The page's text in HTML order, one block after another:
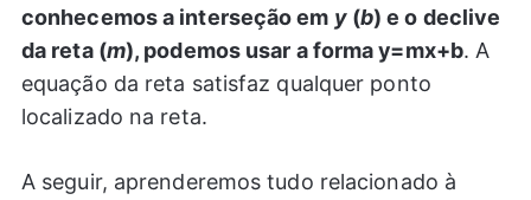
conhecemos a interseção em y(b) e o declive
da reta (m), podemos usar a forma y=mx+b. A
equação da reta satisfaz qualquer ponto
localizado na reta.
A seguir, aprenderemos tudo relacionado à